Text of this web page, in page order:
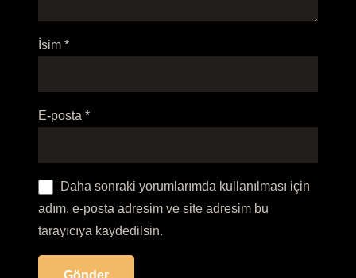
İsim *
E-posta *
Daha sonraki yorumlarımda kullanılması için
adım, e-posta adresim ve site adresim bu
tarayıcıya kaydedilsin.